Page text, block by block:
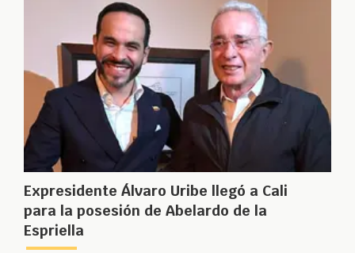
Expresidente Álvaro Uribe llegó a Cali
para la posesión de Abelardo de la
Espriella